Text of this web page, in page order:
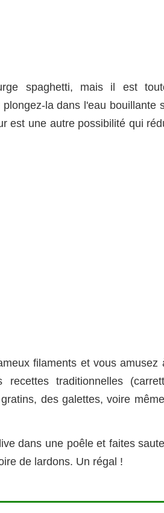
spaghetti, mais il est
la dans l'eau bouillante
est une autre possibilité qui
filaments et vous amusez
traditionnelles
des galettes, voire
dans une poêle et faites
de lardons. Un régal !